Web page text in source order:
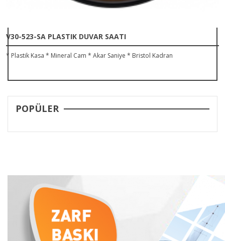
V30-523-SA PLASTIK DUVAR SAATI
* Plastik Kasa * Mineral Cam * Akar Saniye * Bristol Kadran
POPÜLER